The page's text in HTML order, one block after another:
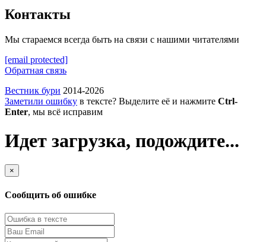
Контакты
Мы стараемся всегда быть на связи с нашими читателями
[email protected]
Обратная связь
Вестник бури 2014-2026
Заметили ошибку в тексте? Выделите её и нажмите Ctrl-
Enter, мы всё исправим
Идет загрузка, подождите...
×
Сообщить об ошибке